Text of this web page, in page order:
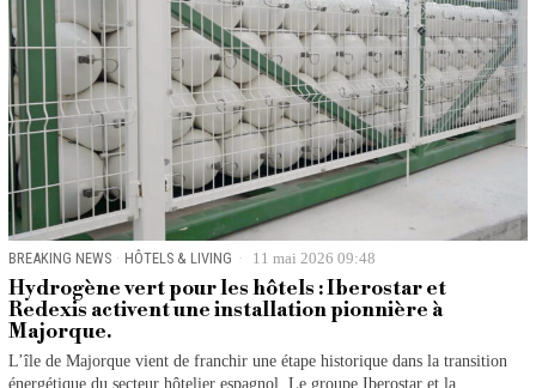
BREAKING NEWS · HÔTELS & LIVING 11 mai 2026 09:48
Hydrogène vert pour les hôtels : Iberostar et
Redexis activent une installation pionnière à
Majorque.
L’île de Majorque vient de franchir une étape historique dans la transition
énergétique du secteur hôtelier espagnol. Le groupe Iberostar et la